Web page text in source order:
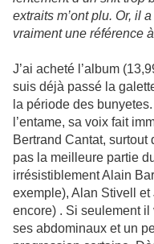
extraits m’ont plu. Or, il
vraiment une référence
J’ai acheté l’album
suis déjà passé la
la période des
l’entame, sa voix fait
Bertrand Cantat, surtout
pas la meilleure partie
irrésistiblement Alain
exemple), Alan Stivell
encore) . Si seulement
ses abdominaux et un